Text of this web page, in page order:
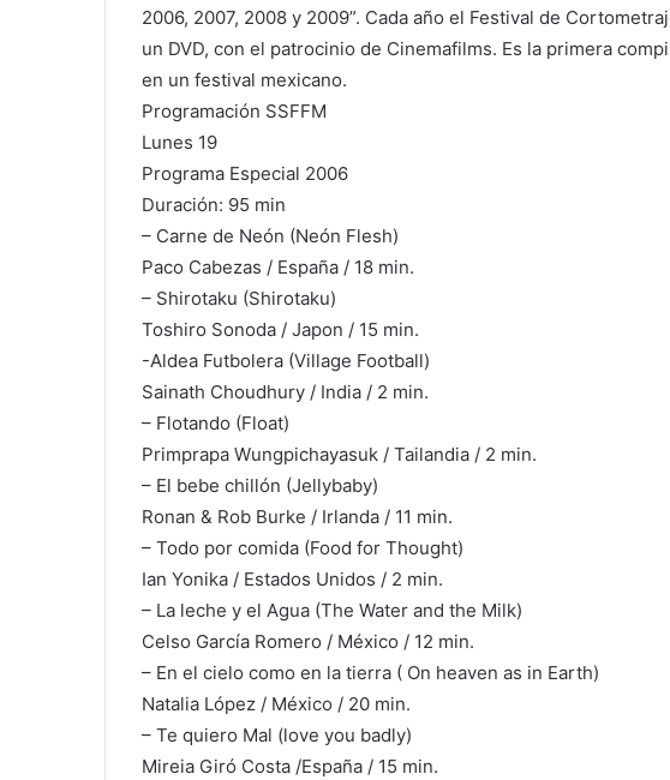
2006, 2007, 2008 y 2009”. Cada año el Festival de
un DVD, con el patrocinio de Cinemafilms. Es la primera
en un festival mexicano.
Programación SSFFM
Lunes 19
Programa Especial 2006
Duración: 95 min
– Carne de Neón (Neón Flesh)
Paco Cabezas / España / 18 min.
– Shirotaku (Shirotaku)
Toshiro Sonoda / Japon / 15 min.
-Aldea Futbolera (Village Football)
Sainath Choudhury / India / 2 min.
– Flotando (Float)
Primprapa Wungpichayasuk / Tailandia / 2 min.
– El bebe chillón (Jellybaby)
Ronan & Rob Burke / Irlanda / 11 min.
– Todo por comida (Food for Thought)
Ian Yonika / Estados Unidos / 2 min.
– La leche y el Agua (The Water and the Milk)
Celso García Romero / México / 12 min.
– En el cielo como en la tierra ( On heaven as in Earth)
Natalia López / México / 20 min.
– Te quiero Mal (love you badly)
Mireia Giró Costa /España / 15 min.